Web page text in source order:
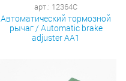
арт.: 12364C
Автоматический тормозной
рычаг / Automatic brake
adjuster AA1